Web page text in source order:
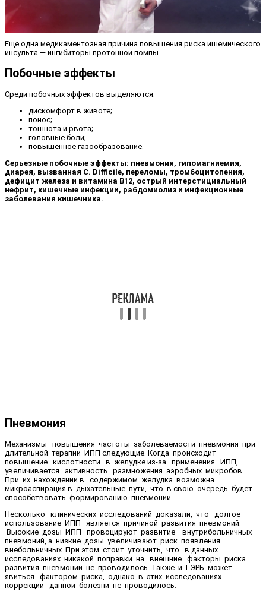
Еще одна медикаментозная причина повышения риска ишемического
инсульта — ингибиторы протонной помпы
Побочные эффекты
Среди побочных эффектов выделяются:
дискомфорт в животе;
понос;
тошнота и рвота;
головные боли;
повышенное газообразование.
Серьезные побочные эффекты: пневмония, гипомагниемия,
диарея, вызванная C. Difficile, переломы, тромбоцитопения,
дефицит железа и витамина В12, острый интерстициальный
нефрит, кишечные инфекции, рабдомиолиз и инфекционные
заболевания кишечника.
Пневмония
Механизмы повышения частоты заболеваемости пневмония при
длительной терапии ИПП следующие. Когда происходит
повышение кислотности в желудке из-за применения ИПП,
увеличивается активность размножения аэробных микробов.
При их нахождении в содержимом желудка возможна
микроаспирация в дыхательные пути, что в свою очередь будет
способствовать формированию пневмонии.
Несколько клинических исследований доказали, что долгое
использование ИПП является причиной развития пневмоний.
Высокие дозы ИПП провоцируют развитие внутрибольничных
пневмоний, а низкие дозы увеличивают риск появления
внебольничных. При этом стоит уточнить, что в данных
исследованиях никакой поправки на внешние факторы риска
развития пневмонии не проводилось. Также и ГЭРБ может
явиться фактором риска, однако в этих исследованиях
коррекции данной болезни не проводилось.